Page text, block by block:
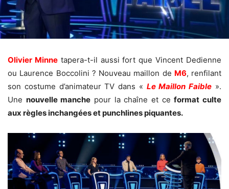
Olivier Minnetapera-t-il aussi fort que Vincent Dedienne
ou Laurence Boccolini ? Nouveau maillon de M6, renfilant
son costume d’animateur TV dans « Le Maillon Faible ».
Une nouvelle manche pour la chaîne et ceformatculte
aux règles inchangées et punchlines piquantes.